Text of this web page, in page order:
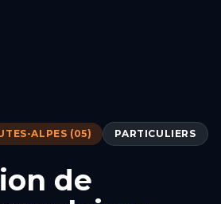
ALPES (05) PARTICULIERS
de